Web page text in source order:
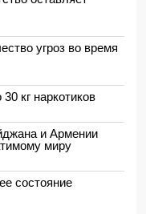
угроз во время
кг наркотиков
и Армении
миру
состояние